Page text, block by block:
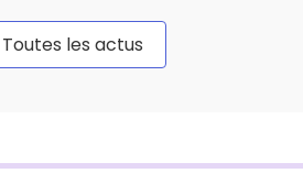
Toutes les actus